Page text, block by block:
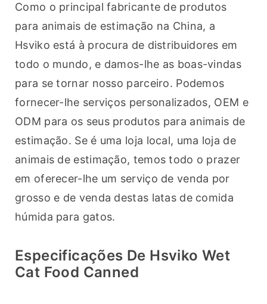
Como o principal fabricante de produtos
para animais de estimação na China, a
Hsviko está à procura de distribuidores em
todo o mundo, e damos-lhe as boas-vindas
para se tornar nosso parceiro. Podemos
fornecer-lhe serviços personalizados, OEM e
ODM para os seus produtos para animais de
estimação. Se é uma loja local, uma loja de
animais de estimação, temos todo o prazer
em oferecer-lhe um serviço de venda por
grosso e de venda destas latas de comida
húmida para gatos.
Especificações De Hsviko Wet
Cat Food Canned